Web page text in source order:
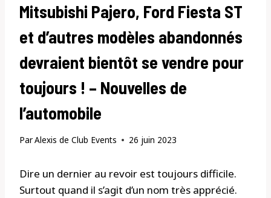
Mitsubishi Pajero, Ford Fiesta ST
et d’autres modèles abandonnés
devraient bientôt se vendre pour
toujours ! – Nouvelles de
l’automobile
ParAlexis de Club Events 26 juin 2023
Dire un dernier au revoir est toujours difficile.
Surtout quand il s’agit d’un nom très apprécié.